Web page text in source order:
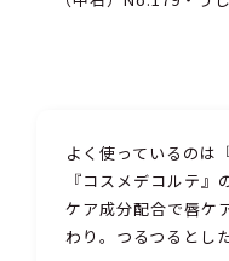
よく使っているのは
『コスメデコルテ
ケア成分配合で唇ケ
わり。つるつるとし